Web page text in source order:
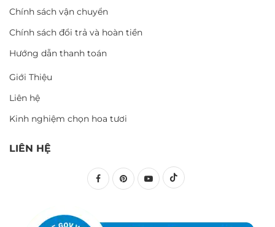
Chính sách vận chuyển
Chính sách đổi trả và hoàn tiền
Hướng dẫn thanh toán
Giới Thiệu
Liên hệ
Kinh nghiệm chọn hoa tươi
LIÊN HỆ